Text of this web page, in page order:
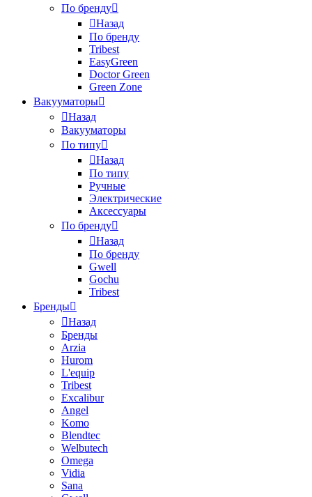
По бренду
Назад
По бренду
Tribest
EasyGreen
Doctor Green
Green Zone
Вакууматоры
Назад
Вакууматоры
По типу
Назад
По типу
Ручные
Электрические
Аксессуары
По бренду
Назад
По бренду
Gwell
Gochu
Tribest
Бренды
Назад
Бренды
Arzia
Hurom
L'equip
Tribest
Excalibur
Angel
Komo
Blendtec
Welbutech
Omega
Vidia
Sana